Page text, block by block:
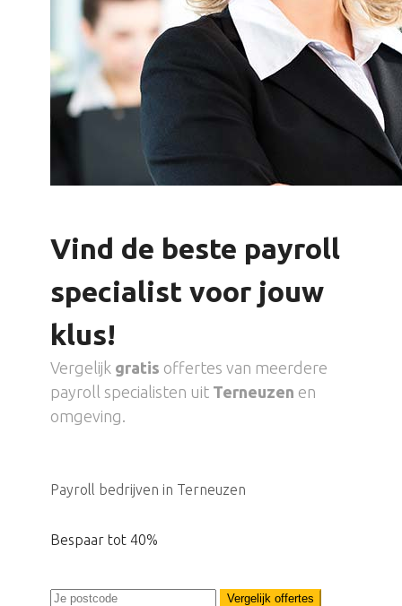
Vind de beste payroll
specialist voor jouw
klus!
Vergelijk gratis offertes van meerdere
payroll specialisten uit Terneuzen en
omgeving.
Payroll bedrijven in Terneuzen
Bespaar tot 40%
Vergelijk offertes